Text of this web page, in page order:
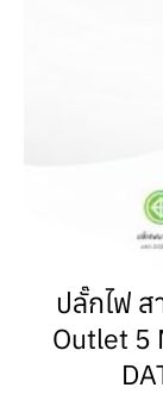
ปลั๊กไฟ ส
Outlet 5